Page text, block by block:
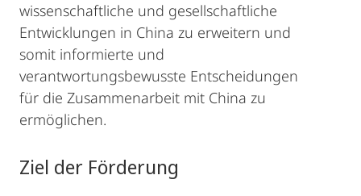
wissenschaftliche und gesellschaftliche
Entwicklungen in China zu erweitern und
somit informierte und
verantwortungsbewusste Entscheidungen
für die Zusammenarbeit mit China zu
ermöglichen.
Ziel der Förderung